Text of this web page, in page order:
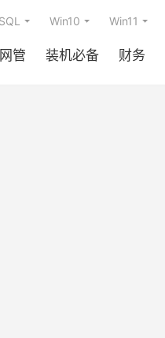
网管 装机必备 财务
SQL Win10 Win11